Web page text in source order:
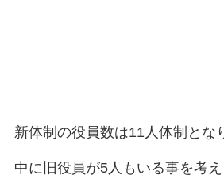
新体制の役員数は11人体制とな
中に旧役員が5人もいる事を考え